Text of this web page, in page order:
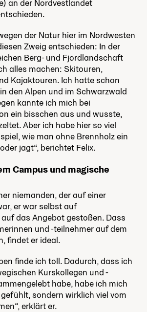
an der Nordvestlandet
der Natur hier im Nordwesten
Zweig entschieden: In der
Berg- und Fjordlandschaft
alles machen: Skitouren,
Kajaktouren. Ich hatte schon
den Alpen und im Schwarzwald
kannte ich mich bei
ein bisschen aus und wusste,
Aber ich habe hier so viel
wie man ohne Brennholz ein
jagt“, berichtet Felix.
Campus und magische
niemanden, der auf einer
er war selbst auf
das Angebot gestoßen. Dass
und -teilnehmer auf dem
findet er ideal.
finde ich toll. Dadurch, dass ich
Kurskollegen und -
habe, habe ich mich
sondern wirklich viel vom
erklärt er.